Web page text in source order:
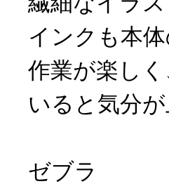
インクも本
作業が楽し
いると気分が
ゼブラ